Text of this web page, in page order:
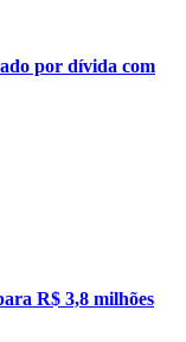
por dívida com
R$ 3,8 milhões